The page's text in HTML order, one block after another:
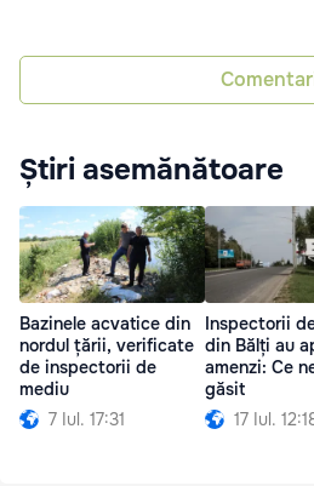
Știri asemănătoare
Bazinele acvatice din
nordul țării, verificate
de inspectorii de
mediu
7 Iul. 17:31
Inspectorii
din Bălți au
amenzi: Ce
găsit
17 Iul.